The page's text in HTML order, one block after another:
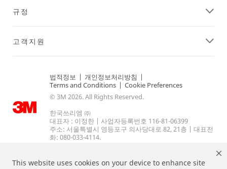
This website uses cookies on your device to enhance site
규정
고객지원
법적정보 | 개인정보처리방침 |
Terms and Conditions | Cookie Preferences
© 3M 2026. All Rights Reserved.
한국쓰리엠 ㈜
대표자 : 이정한 | 사업자등록번호 116-81-06399
주소: 서울특별시 영등포구 의사당대로 82, 21층 | 대표전
화: 080-033-4114.